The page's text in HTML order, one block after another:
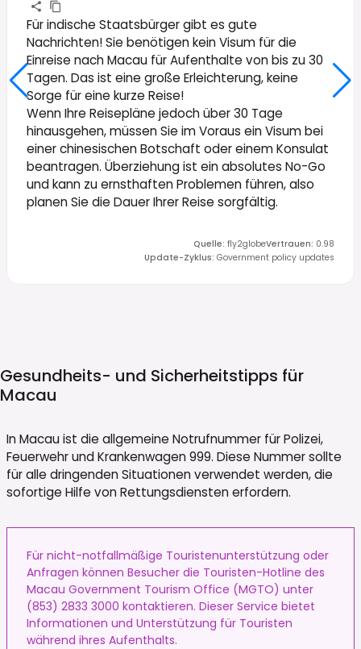
Für indische Staatsbürger gibt es gute
Nachrichten! Sie benötigen kein Visum für die
Einreise nach Macau für Aufenthalte von bis zu 30
Tagen. Das ist eine große Erleichterung, keine
Sorge für eine kurze Reise!
Wenn Ihre Reisepläne jedoch über 30 Tage
hinausgehen, müssen Sie im Voraus ein Visum bei
einer chinesischen Botschaft oder einem Konsulat
beantragen. Überziehung ist ein absolutes No-Go
und kann zu ernsthaften Problemen führen, also
planen Sie die Dauer Ihrer Reise sorgfältig.
Quelle: fly2globeVertrauen: 0.98
Update-Zyklus: Government policy updates
Gesundheits- und Sicherheitstipps für
Macau
In Macau ist die allgemeine Notrufnummer für Polizei,
Feuerwehr und Krankenwagen 999. Diese Nummer sollte
für alle dringenden Situationen verwendet werden, die
sofortige Hilfe von Rettungsdiensten erfordern.
Für nicht-notfallmäßige Touristenunterstützung oder
Anfragen können Besucher die Touristen-Hotline des
Macau Government Tourism Office (MGTO) unter
(853) 2833 3000 kontaktieren. Dieser Service bietet
Informationen und Unterstützung für Touristen
während ihres Aufenthalts.